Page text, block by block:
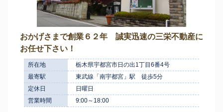
おかげさまで創業６２年 誠実迅速の三栄不動産に
お任せ下さい！
所在地
栃木県宇都宮市日の出1丁目6番4号
最寄駅
東武線「南宇都宮」駅 徒歩5分
定休日
日曜日
営業時間
9:00～18:00